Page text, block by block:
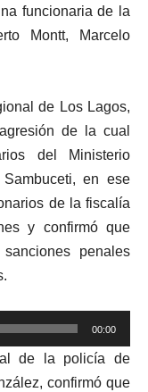
funcionaria de la
Montt, Marcelo
de Los Lagos,
de la cual
del Ministerio
en ese
de la fiscalía
y confirmó que
penales
00:00
de la policía de
confirmó que